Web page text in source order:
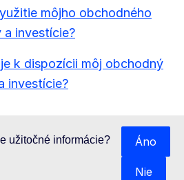
môjho obchodného
a investície?
k dispozícii môj obchodný
investície?
užitočné informácie? Áno
Nie